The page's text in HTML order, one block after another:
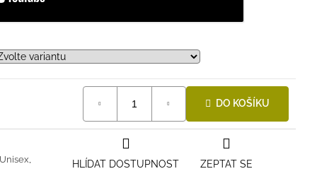
DO KOŠÍKU
Unisex ZEPTAT SE
HLÍDAT DOSTUPNOST